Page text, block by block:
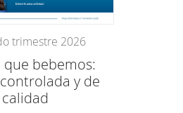
trimestre 2026
que bebemos:
y de
calidad